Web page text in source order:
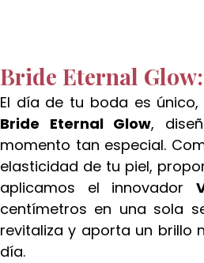
Bride Eternal
Bride Eternal Glow,
momento tan especial.
elasticidad de tu piel,
aplicamos el innovador
centímetros en una sola
revitaliza y aporta un brillo
día.